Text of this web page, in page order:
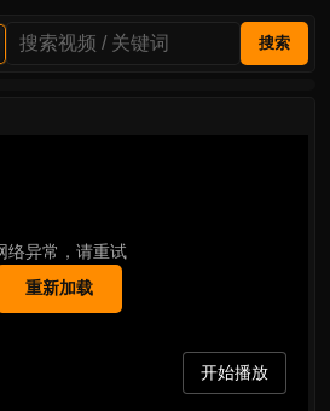
搜索
络异常，请重试
重新加载
开始播放